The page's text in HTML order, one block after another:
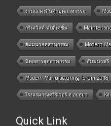
งานแสดงสินค้าอุตสาหกรรม
กรีนเวิลด์ พับลิเคชั่น
สัมมนาอุตสาหกรรม Modern
นิตยสารอุตสาหกรรม สัมมนาฟรี
Modern Manufacturing Forum 2018
โรงแรมกรุงศรีริเวอร์ จ.อยุธยา
Quick Link